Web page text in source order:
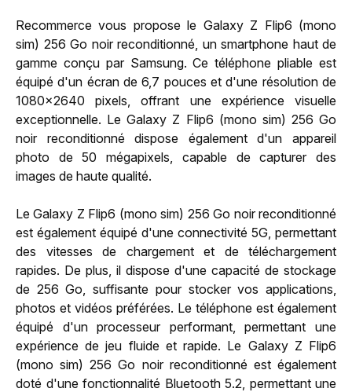
Recommerce vous propose le Galaxy Z Flip6 (mono
sim) 256 Go noir reconditionné, un smartphone haut de
gamme conçu par Samsung. Ce téléphone pliable est
équipé d'un écran de 6,7 pouces et d'une résolution de
1080x2640 pixels, offrant une expérience visuelle
exceptionnelle. Le Galaxy Z Flip6 (mono sim) 256 Go
noir reconditionné dispose également d'un appareil
photo de 50 mégapixels, capable de capturer des
images de haute qualité.
Le Galaxy Z Flip6 (mono sim) 256 Go noir reconditionné
est également équipé d'une connectivité 5G, permettant
des vitesses de chargement et de téléchargement
rapides. De plus, il dispose d'une capacité de stockage
de 256 Go, suffisante pour stocker vos applications,
photos et vidéos préférées. Le téléphone est également
équipé d'un processeur performant, permettant une
expérience de jeu fluide et rapide. Le Galaxy Z Flip6
(mono sim) 256 Go noir reconditionné est également
doté d'une fonctionnalité Bluetooth 5.2, permettant une